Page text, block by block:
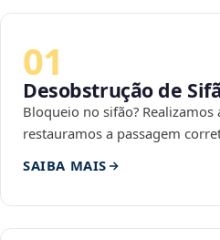
01
Desobstrução de
Bloqueio no sifão?
restauramos a passagem
SAIBA MAIS